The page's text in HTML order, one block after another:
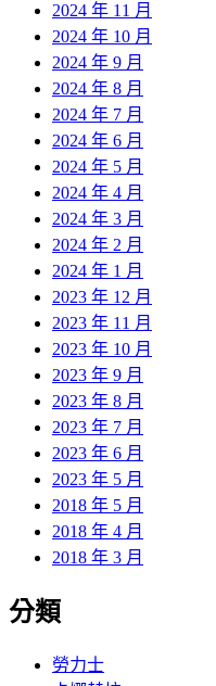
2024 年 11 月
2024 年 10 月
2024 年 9 月
2024 年 8 月
2024 年 7 月
2024 年 6 月
2024 年 5 月
2024 年 4 月
2024 年 3 月
2024 年 2 月
2024 年 1 月
2023 年 12 月
2023 年 11 月
2023 年 10 月
2023 年 9 月
2023 年 8 月
2023 年 7 月
2023 年 6 月
2023 年 5 月
2018 年 5 月
2018 年 4 月
2018 年 3 月
分類
勞力士